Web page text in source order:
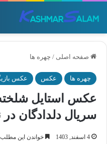
صفحه اصلی / چهره ها
چهره ها عکس عکس
عکس استایل شلخته
سریال دلدادگان در
4 اسفند, 1403 خواندن این مطلب 3 دقیقه زمان میبرد